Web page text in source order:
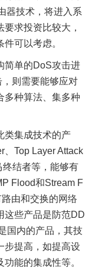
器技术，将进入系
求投资比较大，
可以考虑。
单的DoS攻击进
则需要能够应对
多种算法、集多种
集成技术的产
Top Layer Attack
终结者等，能够有
Flood和Stream F
由和交换的网络
这些产品是防范DD
国内的产品，其技
步提高，如提高设
能的集成性等。